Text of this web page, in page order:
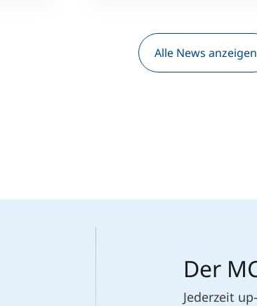
Alle News anzeigen
Der
Jederzeit